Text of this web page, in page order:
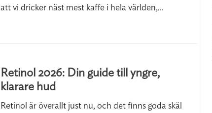
att vi dricker näst mest kaffe i hela världen,...
Retinol 2026: Din guide till yngre,
klarare hud
Retinol är överallt just nu, och det finns goda skäl